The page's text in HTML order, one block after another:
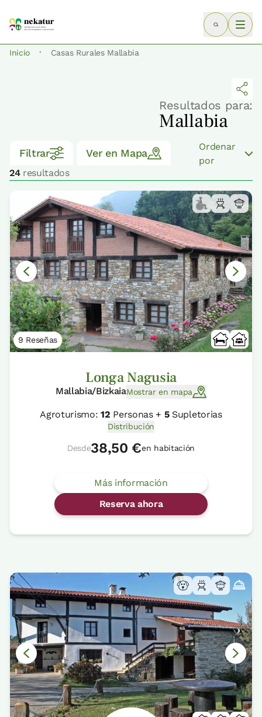
Inicio · Casas Rurales Mallabia
Resultados para:
Mallabia
Filtrar Ver en Mapa
24resultados
Ordenar
por
9 Reseñas
Longa Nagusia
Mallabia/BizkaiaMostrar en mapa
Agroturismo:12 Personas + 5Supletorias
Distribución
Desde38,50 €en habitación
Más información
Reserva ahora